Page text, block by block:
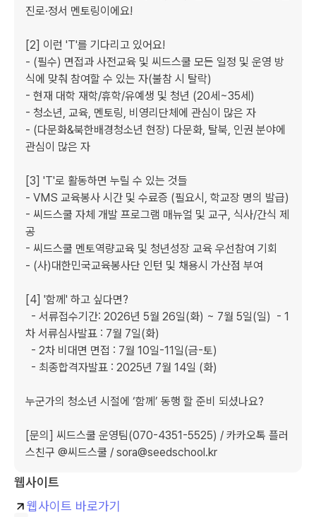
진로·정서 멘토링이에요!
[2] 이런 'T'를 기다리고 있어요!
- (필수) 면접과 사전교육 및 씨드스쿨 모든 일정 및 운영 방
식에 맞춰 참여할 수 있는 자(불참 시 탈락)
- 현재 대학 재학/휴학/유예생 및 청년 (20세~35세)
- 청소년, 교육, 멘토링, 비영리단체에 관심이 많은 자
- (다문화&북한배경청소년 현장) 다문화, 탈북, 인권 분야에
관심이 많은 자
[3] 'T'로 활동하면 누릴 수 있는 것들
- VMS 교육봉사 시간 및 수료증 (필요시, 학교장 명의 발급)
- 씨드스쿨 자체 개발 프로그램 매뉴얼 및 교구, 식사/간식 제
공
- 씨드스쿨 멘토역량교육 및 청년성장 교육 우선참여 기회
- (사)대한민국교육봉사단 인턴 및 채용시 가산점 부여
[4] '함께' 하고 싶다면?
차 서류심사발표 : 7월 7일(화)
누군가의 청소년 시절에 ‘함께’ 동행 할 준비 되셨나요?
[문의] 씨드스쿨 운영팀(070-4351-5525) / 카카오톡 플러
스친구 @씨드스쿨 / sora@seedschool.kr
웹사이트
웹사이트 바로가기